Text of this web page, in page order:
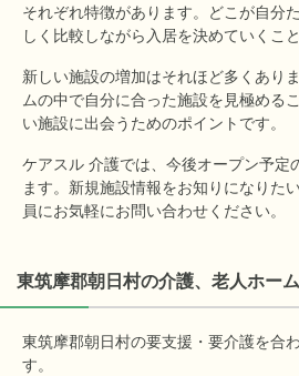
それぞれ特徴があります。どこが自分
しく比較しながら入居を決めていくこ
新しい施設の増加はそれほど多くあり
ムの中で自分に合った施設を見極める
い施設に出会うためのポイントです。
ケアスル 介護では、今後オープン予定
ます。新規施設情報をお知りになりた
員にお気軽にお問い合わせください。
東筑摩郡朝日村の介護、老人ホー
東筑摩郡朝日村の要支援・要介護を合
す。